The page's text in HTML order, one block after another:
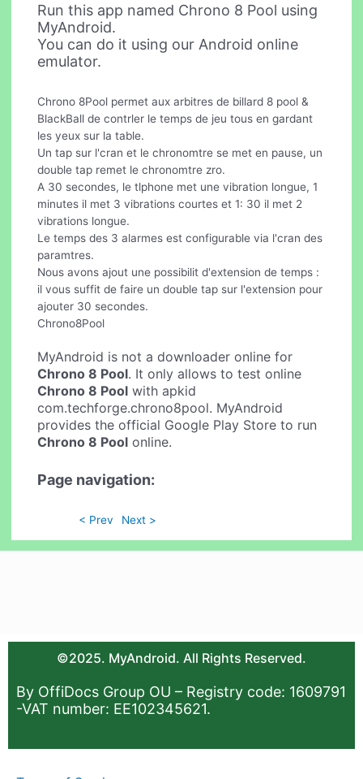
Run this app named Chrono 8 Pool using
MyAndroid.
You can do it using our Android online
emulator.
Chrono 8Pool permet aux arbitres de billard 8 pool &
BlackBall de contrler le temps de jeu tous en gardant
les yeux sur la table.
Un tap sur l'cran et le chronomtre se met en pause, un
double tap remet le chronomtre zro.
A 30 secondes, le tlphone met une vibration longue, 1
minutes il met 3 vibrations courtes et 1: 30 il met 2
vibrations longue.
Le temps des 3 alarmes est configurable via l'cran des
paramtres.
Nous avons ajout une possibilit d'extension de temps :
il vous suffit de faire un double tap sur l'extension pour
ajouter 30 secondes.
Chrono8Pool
MyAndroid is not a downloader online for
Chrono 8 Pool. It only allows to test online
Chrono 8 Pool with apkid
com.techforge.chrono8pool. MyAndroid
provides the official Google Play Store to run
Chrono 8 Pool online.
Page navigation:
< Prev Next >
©2025. MyAndroid. All Rights Reserved.
By OffiDocs Group OU – Registry code: 1609791
-VAT number: EE102345621.